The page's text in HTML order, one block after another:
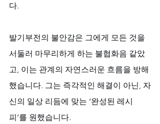
다.
발기부전의 불안감은 그에게 모든 것을
서둘러 마무리하게 하는 불협화음 같았
고, 이는 관계의 자연스러운 흐름을 방해
했습니다. 그는 즉각적인 해결이 아닌, 자
신의 일상 리듬에 맞는 ‘완성된 레시
피’를 원했습니다.